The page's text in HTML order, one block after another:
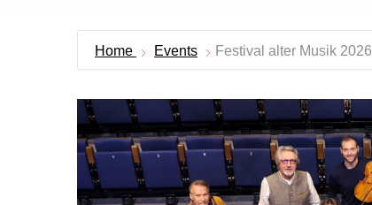
Home Events Festival alter Musik 2026